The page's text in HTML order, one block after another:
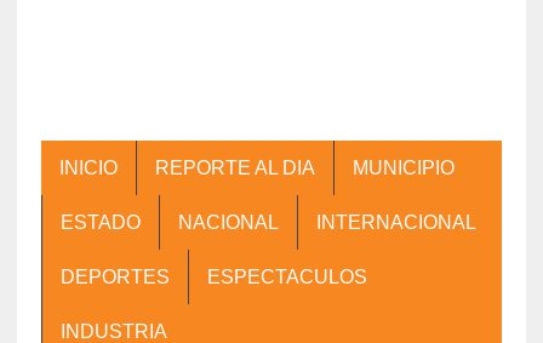
INICIO REPORTE AL DIA MUNICIPIO
ESTADO NACIONAL INTERNACIONAL
DEPORTES ESPECTACULOS
INDUSTRIA